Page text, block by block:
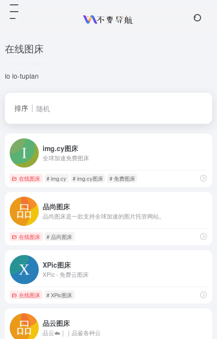
在线图床
io io-tupian
排序 随机
img.cy图床
全球加速免费图床
在线图床 # img.cy # img.cy图床 # 免费图床
品尚图床
品尚图床是一款支持全球加速的图片托管网站。
在线图床 # 品尚图床
XPic图床
XPic - 免费云图床
在线图床 # XPic图床
品云图床
品云☁️｜｜品鉴各种云